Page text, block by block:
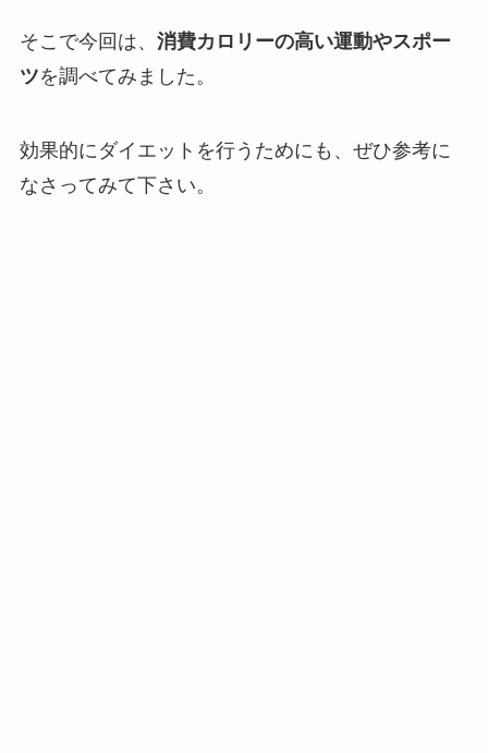
そこで今回は、 消費カロリーの高い運動やスポー
ツを調べてみました。
効果的にダイエットを行うためにも、ぜひ参考に
なさってみて下さい。